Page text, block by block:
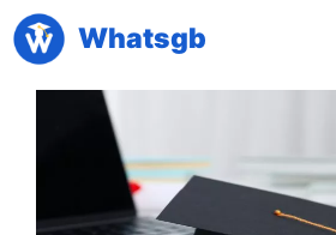
Pular
para
Whatsgb